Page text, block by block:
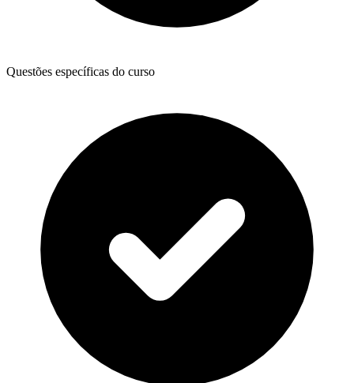
Questões específicas do curso